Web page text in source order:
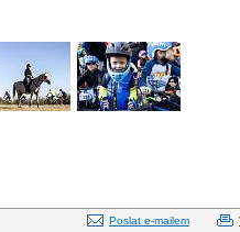
Poslat e-mailem